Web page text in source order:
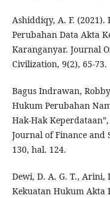
Ashiddiqy, A. F.
Perubahan Data Akta
Karanganyar. Journal
Civilization, 9(2), 65-73.
Bagus Indrawan,
Hukum Perubahan
Hak-Hak
Journal of Finance and
130, hal. 124.
Dewi, D. A. G. T., Arini,
Kekuatan Hukum Akta